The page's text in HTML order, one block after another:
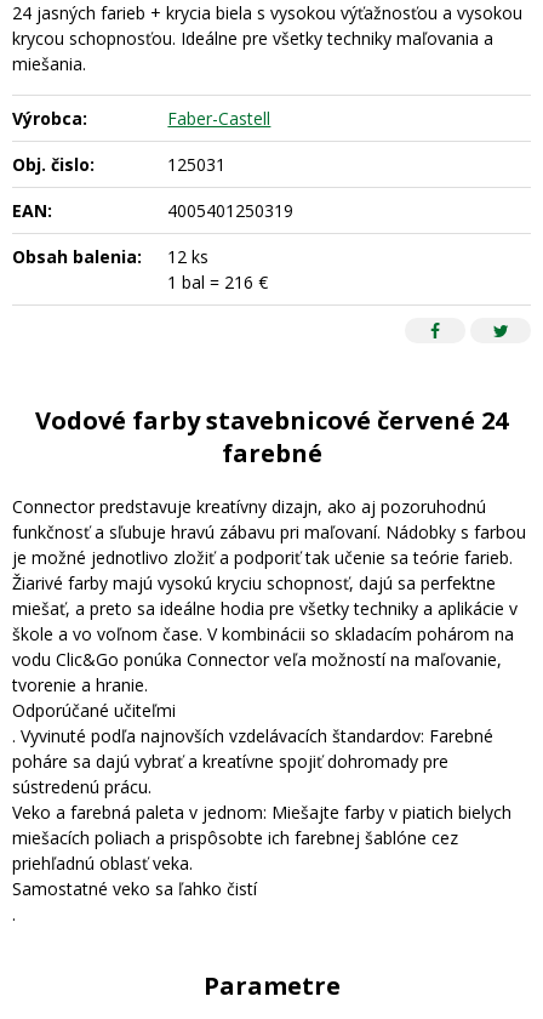
24 jasných farieb + krycia biela s vysokou výťažnosťou a vysokou
krycou schopnosťou. Ideálne pre všetky techniky maľovania a
miešania.
Výrobca:
Faber-Castell
Obj. čislo:
125031
EAN:
4005401250319
Obsah balenia:
12 ks
1 bal = 216 €
Vodové farby stavebnicové červené 24
farebné
Connector predstavuje kreatívny dizajn, ako aj pozoruhodnú
funkčnosť a sľubuje hravú zábavu pri maľovaní. Nádobky s farbou
je možné jednotlivo zložiť a podporiť tak učenie sa teórie farieb.
Žiarivé farby majú vysokú kryciu schopnosť, dajú sa perfektne
miešať, a preto sa ideálne hodia pre všetky techniky a aplikácie v
škole a vo voľnom čase. V kombinácii so skladacím pohárom na
vodu Clic&Go ponúka Connector veľa možností na maľovanie,
tvorenie a hranie.
Odporúčané učiteľmi
. Vyvinuté podľa najnovších vzdelávacích štandardov: Farebné
poháre sa dajú vybrať a kreatívne spojiť dohromady pre
sústredenú prácu.
Veko a farebná paleta v jednom: Miešajte farby v piatich bielych
miešacích poliach a prispôsobte ich farebnej šablóne cez
priehľadnú oblasť veka.
Samostatné veko sa ľahko čistí
.
Parametre